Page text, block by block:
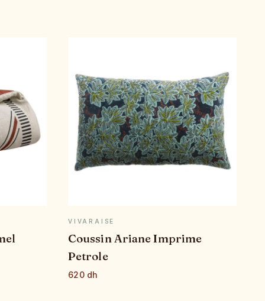
VIVARAISE
Coussin Ariane Imprime
Petrole
620 dh